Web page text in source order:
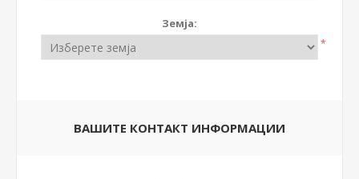
Земја:
*
ВАШИТЕ КОНТАКТ ИНФОРМАЦИИ